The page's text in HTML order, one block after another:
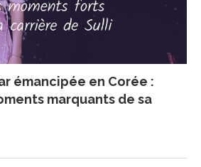
émancipée en Corée :
marquants de sa